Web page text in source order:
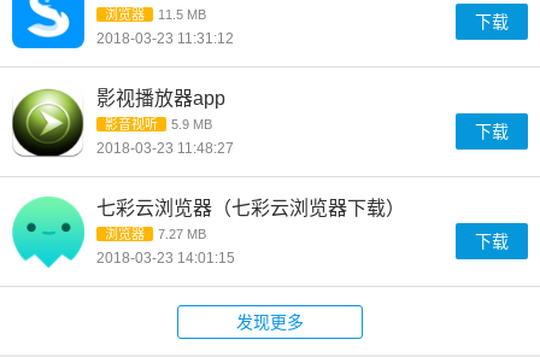
浏览器 11.5 MB
2018-03-23 11:31:12
下载
影视播放器app
影音视听 5.9 MB
2018-03-23 11:48:27
下载
七彩云浏览器（七彩云浏览器下载）
浏览器 7.27 MB
2018-03-23 14:01:15
下载
发现更多